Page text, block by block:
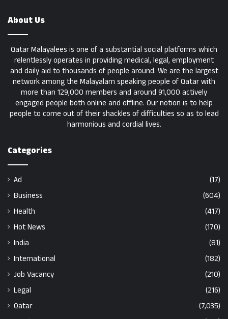
About Us
Qatar Malayalees is one of a substantial social platforms which
relentlessly operates in providing medical, legal, employment
and daily aid to thousands of people around. We are the largest
network among the Malayalam speaking people of Qatar with
more than 129,000 members and around 91,000 actively
engaged people both online and offline. Our notion is to help
people to come out of their shackles of difficulties so as to lead
harmonious and cordial lives.
Categories
Ad
(17)
Business
(604)
Health
(417)
Hot News
(170)
India
(81)
International
(182)
Job Vacancy
(210)
Legal
(216)
Qatar
(7,035)